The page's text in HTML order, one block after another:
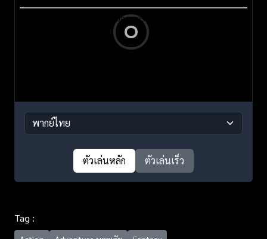
ตัวเล่นหลัก ตัวเล่นเร็ว
Tag :